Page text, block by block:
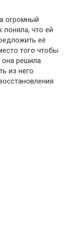
огромный
поняла, что ей
её
того чтобы
она решила
из него